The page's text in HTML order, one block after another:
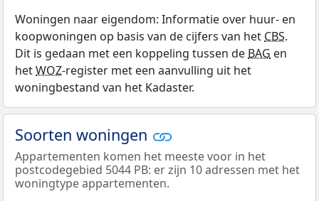
Woningen naar eigendom: Informatie over huur- en
koopwoningen op basis van de cijfers van het CBS.
Dit is gedaan met een koppeling tussen de BAG en
hetWOZ-register met een aanvulling uit het
woningbestand van het Kadaster.
Soorten woningen
Appartementen komen het meeste voor in het
postcodegebied 5044 PB: er zijn 10 adressen met het
woningtype appartementen.